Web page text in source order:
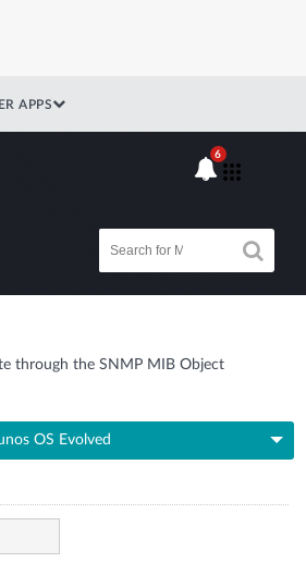
APPS
6
through the SNMP MIB Object
OS Evolved